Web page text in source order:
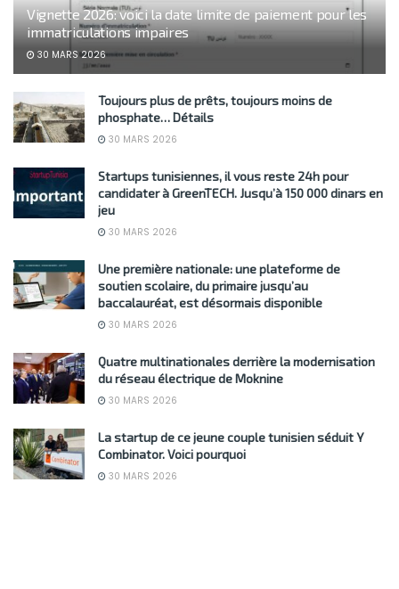
Vignette 2026: voici la date limite de paiement pour les
immatriculations impaires
30 MARS 2026
Toujours plus de prêts, toujours moins de
phosphate… Détails
30 MARS 2026
Startups tunisiennes, il vous reste 24h pour
candidater à GreenTECH. Jusqu’à 150 000 dinars en
jeu
30 MARS 2026
Une première nationale: une plateforme de
soutien scolaire, du primaire jusqu’au
baccalauréat, est désormais disponible
30 MARS 2026
Quatre multinationales derrière la modernisation
du réseau électrique de Moknine
30 MARS 2026
La startup de ce jeune couple tunisien séduit Y
Combinator. Voici pourquoi
30 MARS 2026